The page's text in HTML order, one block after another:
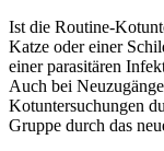
Ist die Routine-
Katze oder einer
einer parasitären
Auch bei
Kotuntersuchungen
Gruppe durch das